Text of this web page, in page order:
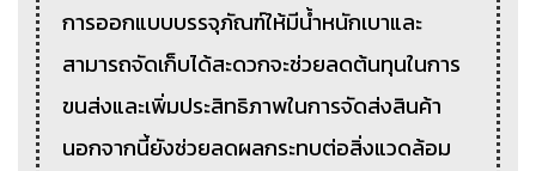
การออกแบบบรรจุภัณฑ์ให้มีน้ำหนักเบาและ
สามารถจัดเก็บได้สะดวกจะช่วยลดต้นทุนในการ
ขนส่งและเพิ่มประสิทธิภาพในการจัดส่งสินค้า
นอกจากนี้ยังช่วยลดผลกระทบต่อสิ่งแวดล้อม